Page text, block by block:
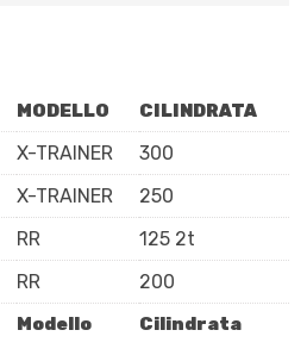
MODELLO CILINDRATA
Modello Cilindrata
X-TRAINER
300
X-TRAINER
250
RR
125 2t
RR 200